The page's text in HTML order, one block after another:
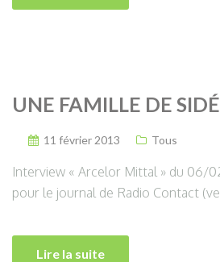
UNE FAMILLE DE
11 février 2013 Tous
Interview « Arcelor Mittal » du 06/
pour le journal de Radio Contact
Lire la suite